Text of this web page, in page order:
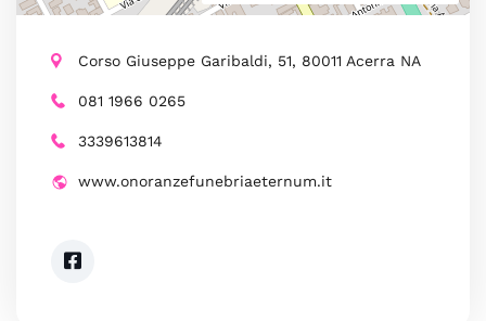
Corso Giuseppe Garibaldi, 51, 80011 Acerra NA
081 1966 0265
3339613814
www.onoranzefunebriaeternum.it